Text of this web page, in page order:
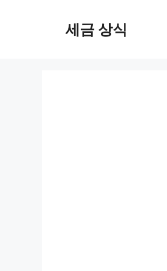
세금 상식